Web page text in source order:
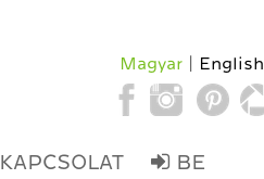
Magyar English
KAPCSOLAT BE